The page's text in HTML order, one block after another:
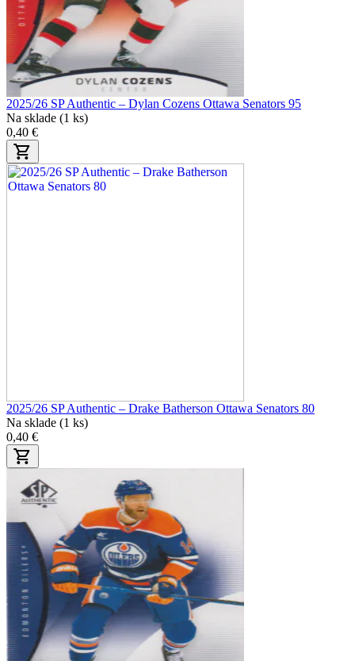
2025/26 SP Authentic – Dylan Cozens Ottawa Senators 95
Na sklade (1 ks)
0,40 €
2025/26 SP Authentic – Drake Batherson Ottawa Senators 80
Na sklade (1 ks)
0,40 €